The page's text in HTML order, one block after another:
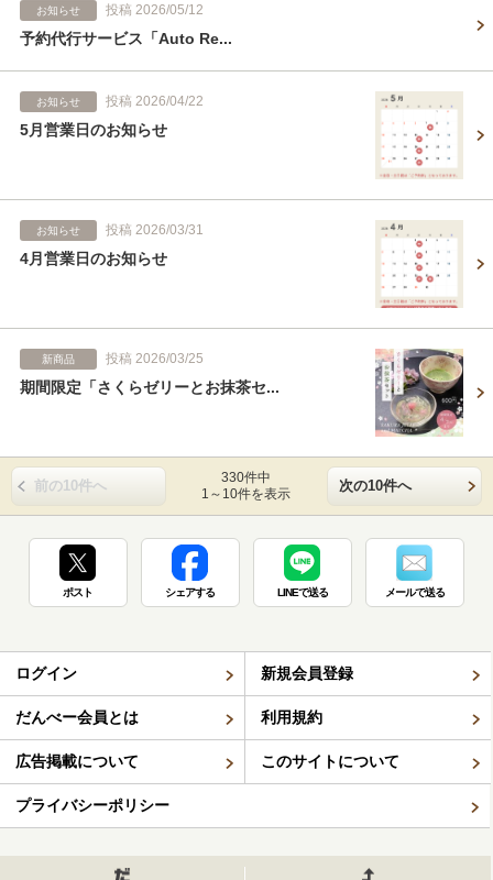
お知らせ 投稿 2026/05/12
予約代行サービス「Auto Re...
お知らせ 投稿 2026/04/22
5月営業日のお知らせ
お知らせ 投稿 2026/03/31
4月営業日のお知らせ
新商品 投稿 2026/03/25
期間限定「さくらゼリーとお抹茶セ...
前の10件へ
330件中
1～10件を表示
次の10件へ
ポスト シェアする LINEで送る メールで送る
ログイン 新規会員登録
だんべー会員とは 利用規約
広告掲載について このサイトについて
プライバシーポリシー